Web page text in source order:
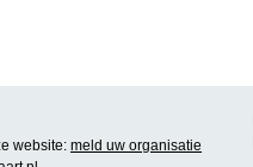
website: meld uw organisatie